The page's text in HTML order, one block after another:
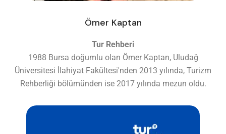
Ömer Kaptan
Tur Rehberi
1988 Bursa doğumlu olan Ömer Kaptan, Uludağ
Üniversitesi İlahiyat Fakültesi'nden 2013 yılında, Turizm
Rehberliği bölümünden ise 2017 yılında mezun oldu.